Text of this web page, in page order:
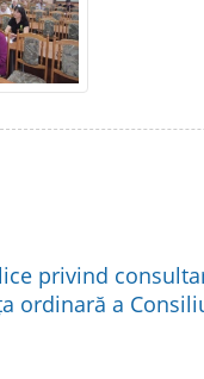
privind
ordinară a